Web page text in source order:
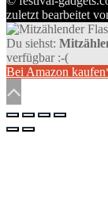
zuletzt bearbeitet
Du siehst:
verfügbar :-(
Bei Amazon